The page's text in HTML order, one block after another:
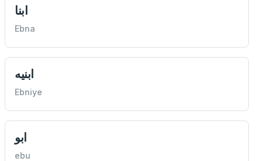
ابنا
Ebna
ابنيه
Ebniye
ابو
ebu